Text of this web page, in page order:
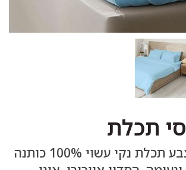
תכלת
סדין ג'רסי בצבע תכלת נקי עשוי 100% כותנה